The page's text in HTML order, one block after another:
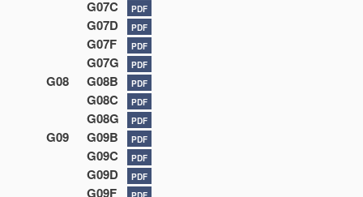
G07C PDF
G07D PDF
G07F PDF
G07G PDF
G08 G08B PDF
G08C PDF
G08G PDF
G09 G09B PDF
G09C PDF
G09D PDF
G09F